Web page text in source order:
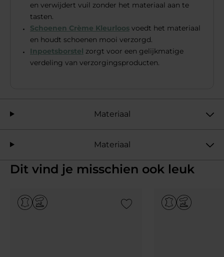
en verwijdert vuil zonder het materiaal aan te
tasten.
Schoenen Crème Kleurloos voedt het materiaal
en houdt schoenen mooi verzorgd.
Inpoetsborstel zorgt voor een gelijkmatige
verdeling van verzorgingsproducten.
Materiaal
Materiaal
Dit vind je misschien ook leuk
Add to Wishlist